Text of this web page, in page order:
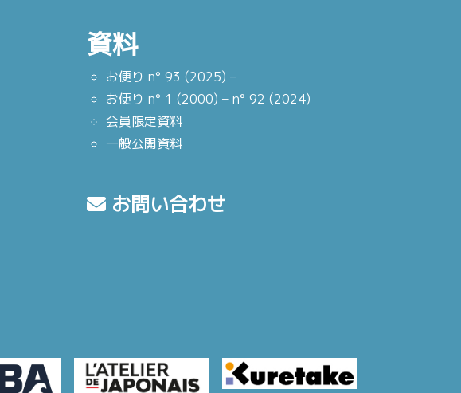
資料
お便り n° 93 (2025) –
お便り n° 1 (2000) – n° 92 (2024)
会員限定資料
一般公開資料
お問い合わせ